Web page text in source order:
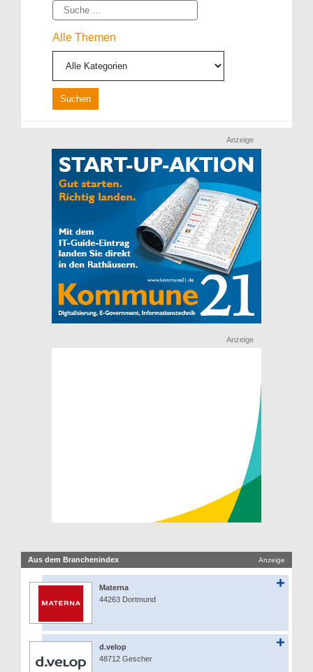
Suche
Alle Themen
Anzeige
Anzeige
Aus dem Branchenindex Anzeige
Materna
44263 Dortmund
d.velop
48712 Gescher